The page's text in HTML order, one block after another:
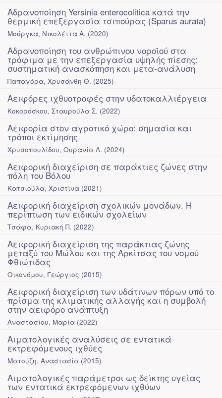
Αδρανοποίηση Yersinia enterocolitica κατά την
θερμική επεξεργασία τσιπούρας (Sparus aurata)
Μούργκα, Νικολέττα Α. (2020)
Αδρανοποίηση του ανθρώπινου νοροϊού στα
τρόφιμα με την επεξεργασία υψηλής πίεσης:
συστηματική ανασκόπηση και μετα-ανάλυση
Παπαγόρα, Χρυσάνθη Θ. (2025)
Αειφόρες ιχθυοτροφές στην υδατοκαλλιέργεια
Κοκορόσκου, Σταυρούλα Σ. (2022)
Αειφορία στον αγροτικό χώρο: σημασία και
τρόποι εκτίμησης
Χρυσοπουλίδου, Ουρανία Λ. (2024)
Αειφορική διαχείριση σε παράκτιες ζώνες στην
πόλη του Βόλου
Κατσιούλα, Χριστίνα (2021)
Αειφορική διαχείριση σχολικών μονάδων. Η
περίπτωση των ειδικών σχολείων
Τσάφα, Κυριακή Π. (2022)
Αειφορική διαχείριση της παράκτιας ζώνης
μεταξύ του Μώλου και της Αρκίτσας του νομού
Φθιώτιδας
Οικονόμου, Γεώργιος (2015)
Αειφορική διαχείριση των υδάτινων πόρων υπό το
πρίσμα της κλιματικής αλλαγής και η συμβολή
στην αειφόρο ανάπτυξη
Αναστασίου, Μαρία (2022)
Αιματολογικές αναλύσεις σε εντατικά
εκτρεφόμενους ιχθύες
Ματούζη, Αναστασία (2015)
Αιματολογικές παράμετροι ως δείκτης υγείας
των εντατικά εκτρεφόμενων ιχθύων